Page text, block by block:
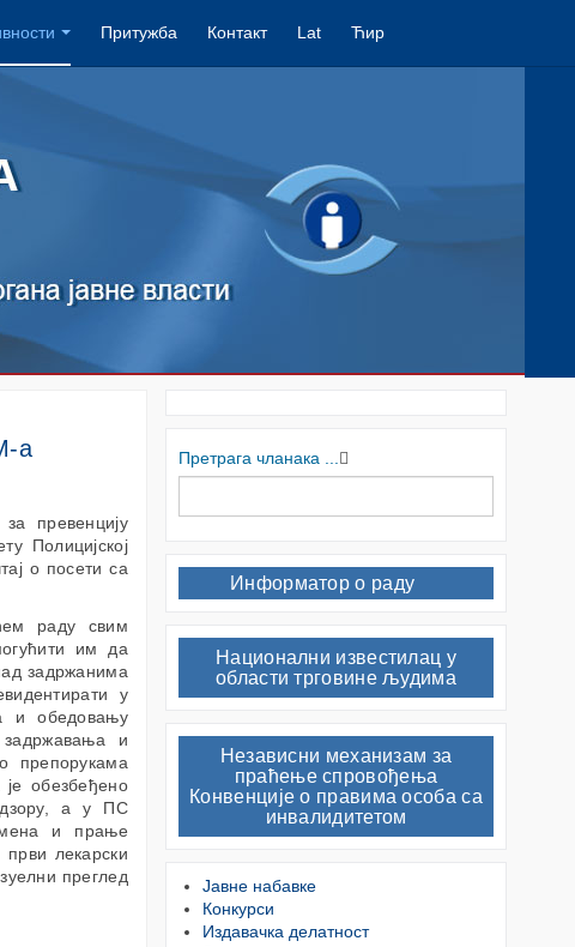
Притужба Контакт Lat Ћир
а
превенцију
Полицијској
о посети са
раду свим
им да
задржанима
у
и обедовању
и
препорукама
обезбеђено
а у ПС
и прање
лекарски
преглед
Претрага чланака ...
Информатор о раду
Национални известилац у
области трговине људима
Независни механизам за
праћење спровођења
Конвенције о правима особа са
инвалидитетом
Јавне набавке
Конкурси
Издавачка делатност